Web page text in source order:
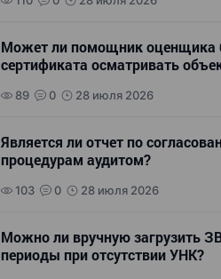
Может ли помощник оценщика
сертификата осматривать
89 0 28 июля 2026
Является ли отчет по
процедурам аудитом?
103 0 28 июля 2026
Можно ли вручную загрузить
периоды при отсутствии УНК?